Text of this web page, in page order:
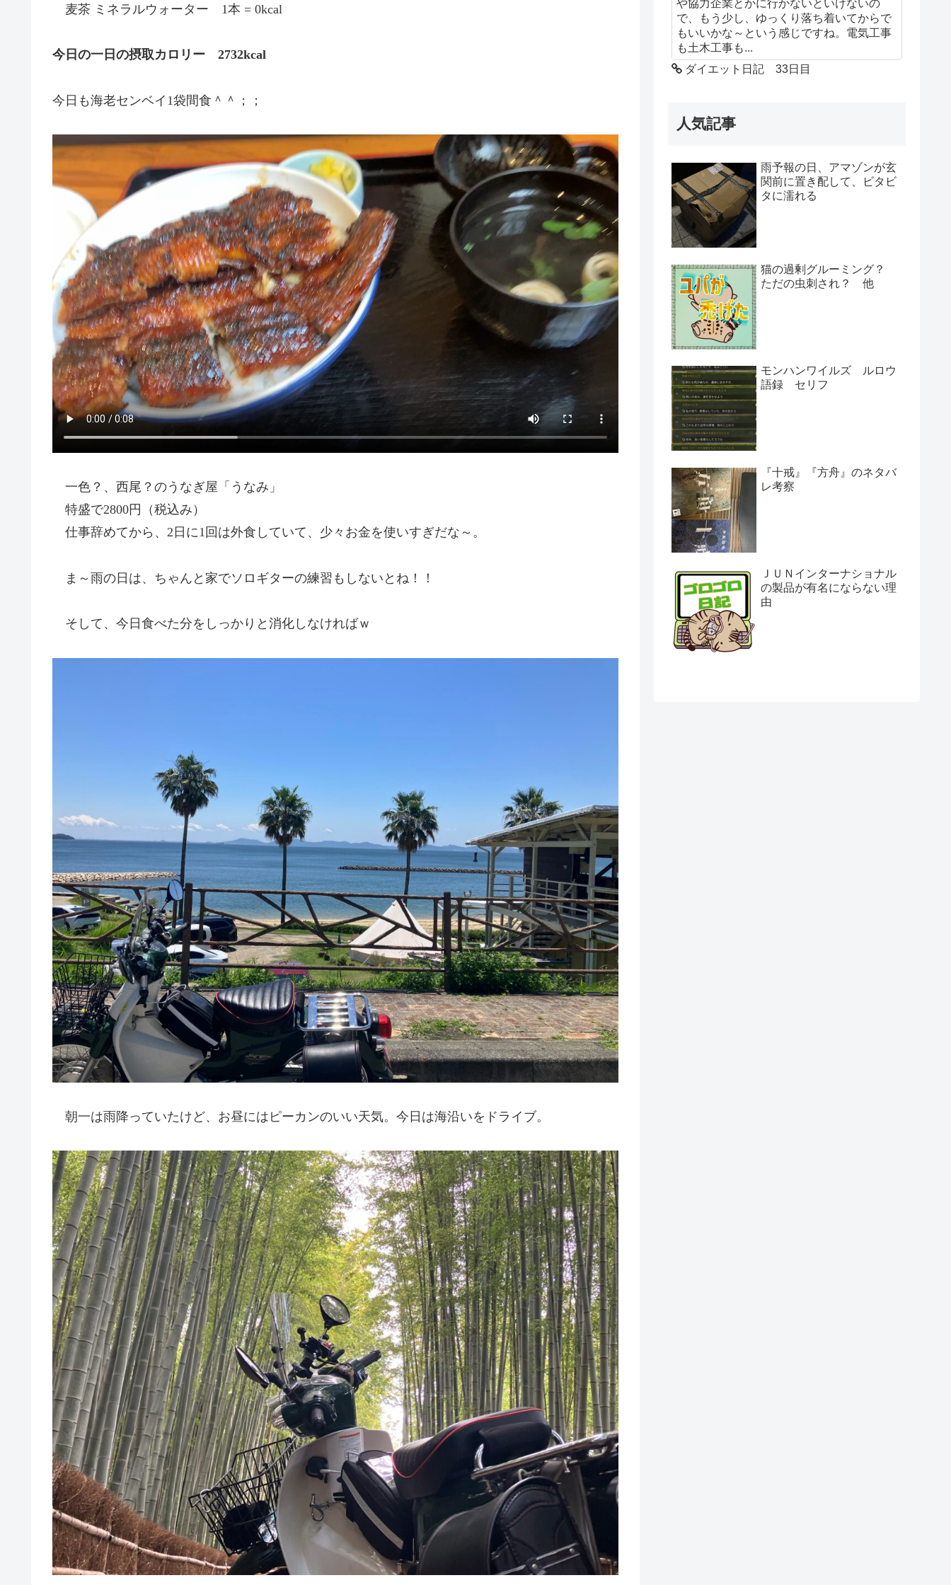
麦茶 ミネラルウォーター 1本 = 0kcal
今日の一日の摂取カロリー 2732kcal
今日も海老センベイ1袋間食＾＾；；
一色？、西尾？のうなぎ屋「うなみ」
特盛で2800円（税込み）
仕事辞めてから、2日に1回は外食していて、少々お金を使いすぎだな～。
ま～雨の日は、ちゃんと家でソロギターの練習もしないとね！！
そして、今日食べた分をしっかりと消化しなければｗ
朝一は雨降っていたけど、お昼にはピーカンのいい天気。今日は海沿いをドライブ。
や協力企業とかに行かないといけないの
で、もう少し、ゆっくり落ち着いてからで
もいいかな～という感じですね。電気工事
も土木工事も...
ダイエット日記 33日目
人気記事
雨予報の日、アマゾンが玄
関前に置き配して、ビタビ
タに濡れる
猫の過剰グルーミング？
ただの虫刺され？ 他
モンハンワイルズ ルロウ
語録 セリフ
『十戒』『方舟』のネタバ
レ考察
ＪＵＮインターナショナル
の製品が有名にならない理
由